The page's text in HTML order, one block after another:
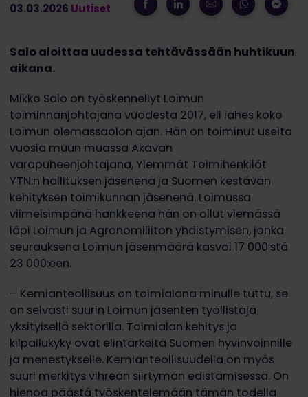
03.03.2026 Uutiset
Salo aloittaa uudessa tehtävässään huhtikuun
aikana.
Mikko Salo on työskennellyt Loimun
toiminnanjohtajana vuodesta 2017, eli lähes koko
Loimun olemassaolon ajan. Hän on toiminut useita
vuosia muun muassa Akavan
varapuheenjohtajana, Ylemmät Toimihenkilöt
YTN:n hallituksen jäsenenä ja Suomen kestävän
kehityksen toimikunnan jäsenenä. Loimussa
viimeisimpänä hankkeena hän on ollut viemässä
läpi Loimun ja Agronomiliiton yhdistymisen, jonka
seurauksena Loimun jäsenmäärä kasvoi 17 000:stä
23 000:een.
– Kemianteollisuus on toimialana minulle tuttu, se
on selvästi suurin Loimun jäsenten työllistäjä
yksityisellä sektorilla. Toimialan kehitys ja
kilpailukyky ovat elintärkeitä Suomen hyvinvoinnille
ja menestykselle. Kemianteollisuudella on myös
suuri merkitys vihreän siirtymän edistämisessä. On
hienoa päästä työskentelemään tämän todella